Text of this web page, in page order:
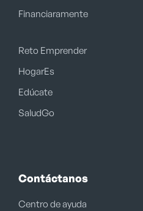
Financiaramente
Reto Emprender
HogarEs
Edúcate
SaludGo
Contáctanos
Centro de ayuda